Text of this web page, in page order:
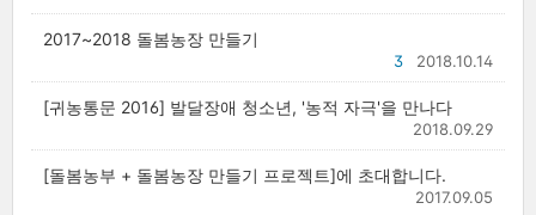
2017~2018 돌봄농장 만들기
2018.10.14
3
[귀농통문 2016] 발달장애 청소년, '농적 자극'을 만나다
2018.09.29
[돌봄농부 + 돌봄농장 만들기 프로젝트]에 초대합니다.
2017.09.05